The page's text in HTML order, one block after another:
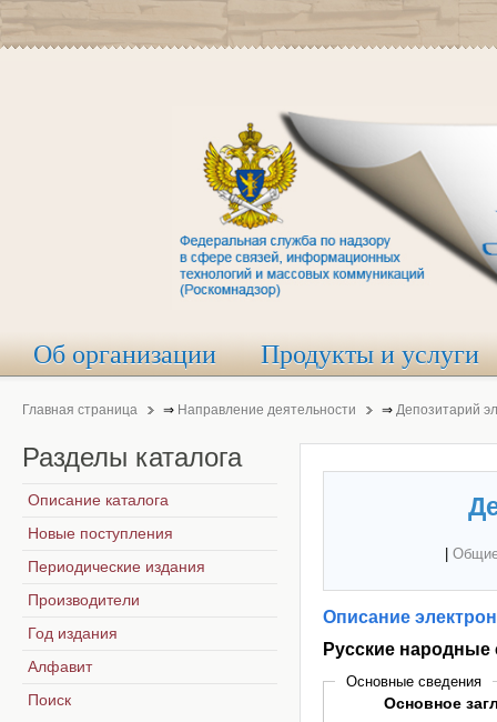
Об организации Продукты и услуги
Главная страница ⇒ Направление деятельности ⇒ Депозитарий
Описание
Русские народные
Основные сведения
Основное
Разделы каталога
Описание каталога
Новые поступления
Периодические издания
Производители
Год издания
Алфавит
Поиск